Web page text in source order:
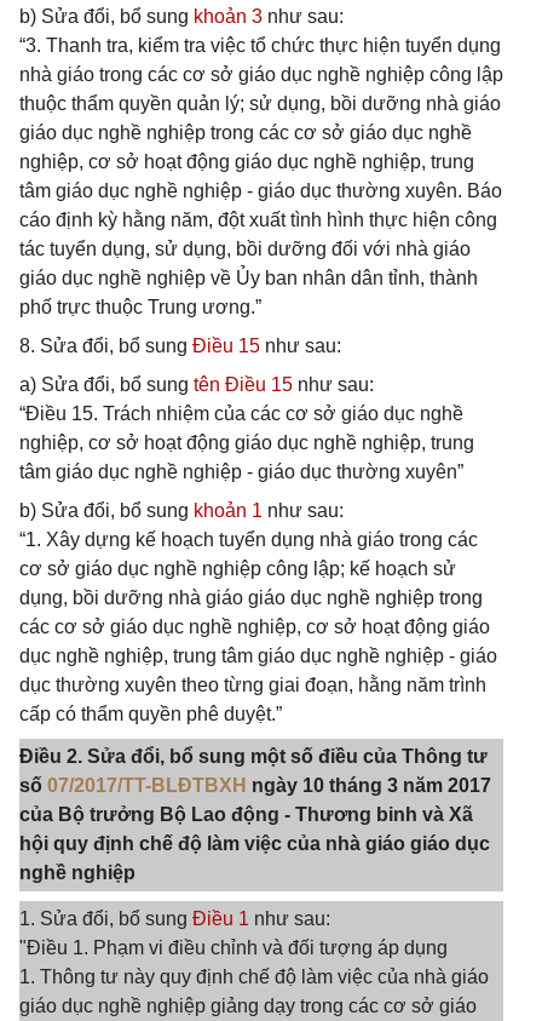
b) Sửa đổi, bổ sung khoản 3 như sau:
“3. Thanh tra, kiểm tra việc tổ chức thực hiện tuyển dụng
nhà giáo trong các cơ sở giáo dục nghề nghiệp công lập
thuộc thẩm quyền quản lý; sử dụng, bồi dưỡng nhà giáo
giáo dục nghề nghiệp trong các cơ sở giáo dục nghề
nghiệp, cơ sở hoạt động giáo dục nghề nghiệp, trung
tâm giáo dục nghề nghiệp - giáo dục thường xuyên. Báo
cáo định kỳ hằng năm, đột xuất tình hình thực hiện công
tác tuyển dụng, sử dụng, bồi dưỡng đối với nhà giáo
giáo dục nghề nghiệp về Ủy ban nhân dân tỉnh, thành
phố trực thuộc Trung ương.”
8. Sửa đổi, bổ sung Điều 15 như sau:
a) Sửa đổi, bổ sung tên Điều 15 như sau:
“Điều 15. Trách nhiệm của các cơ sở giáo dục nghề
nghiệp, cơ sở hoạt động giáo dục nghề nghiệp, trung
tâm giáo dục nghề nghiệp - giáo dục thường xuyên”
b) Sửa đổi, bổ sung khoản 1 như sau:
“1. Xây dựng kế hoạch tuyển dụng nhà giáo trong các
cơ sở giáo dục nghề nghiệp công lập; kế hoạch sử
dụng, bồi dưỡng nhà giáo giáo dục nghề nghiệp trong
các cơ sở giáo dục nghề nghiệp, cơ sở hoạt động giáo
dục nghề nghiệp, trung tâm giáo dục nghề nghiệp - giáo
dục thường xuyên theo từng giai đoạn, hằng năm trình
cấp có thẩm quyền phê duyệt.”
Điều 2. Sửa đổi, bổ sung một số điều của Thông tư
số 07/2017/TT-BLĐTBXH ngày 10 tháng 3 năm 2017
của Bộ trưởng Bộ Lao động - Thương binh và Xã
hội quy định chế độ làm việc của nhà giáo giáo dục
nghề nghiệp
1. Sửa đổi, bổ sung Điều 1 như sau:
"Điều 1. Phạm vi điều chỉnh và đối tượng áp dụng
1. Thông tư này quy định chế độ làm việc của nhà giáo
giáo dục nghề nghiệp giảng dạy trong các cơ sở giáo